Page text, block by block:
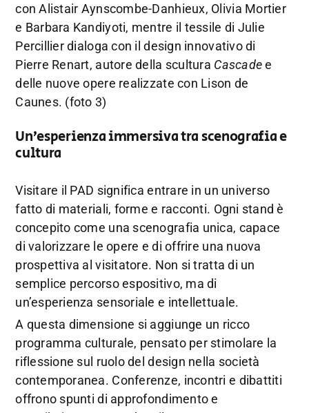
con Alistair Aynscombe-Danhieux, Olivia Mortier
e Barbara Kandiyoti, mentre il tessile di Julie
Percillier dialoga con il design innovativo di
Pierre Renart, autore della scultura Cascadee
delle nuove opere realizzate con Lison de
Caunes. (foto 3)
Un’esperienza immersiva tra scenografia e
cultura
Visitare il PAD significa entrare in un universo
fatto di materiali, forme e racconti. Ogni stand è
concepito come una scenografia unica, capace
di valorizzare le opere e di offrire una nuova
prospettiva al visitatore. Non si tratta di un
semplice percorso espositivo, ma di
un’esperienza sensoriale e intellettuale.
A questa dimensione si aggiunge un ricco
programma culturale, pensato per stimolare la
riflessione sul ruolo del design nella società
contemporanea. Conferenze, incontri e dibattiti
offrono spunti di approfondimento e